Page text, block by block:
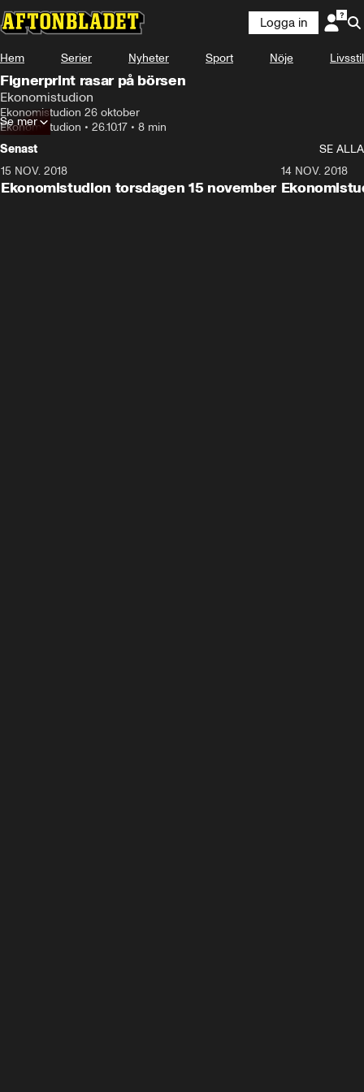
Logga in
Hem Serier Nyheter Sport Nöje Livsstil
Fignerprint rasar på börsen
Ekonomistudion
Ekonomistudion 26 oktober
Ekonomistudion • 26.10.17 • 8 min
Se mer
Senast
SE ALLA
15 NOV. 2018
Ekonomistudion torsdagen 15 november
14 NOV. 2018